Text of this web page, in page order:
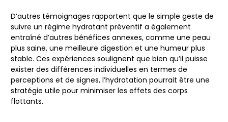
D’autres témoignages rapportent que le simple geste de
suivre un régime hydratant préventif a également
entraîné d’autres bénéfices annexes, comme une peau
plus saine, une meilleure digestion et une humeur plus
stable. Ces expériences soulignent que bien qu’il puisse
exister des différences individuelles en termes de
perceptions et de signes, l’hydratation pourrait être une
stratégie utile pour minimiser les effets des corps
flottants.